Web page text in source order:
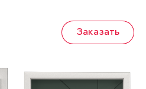
Заказать